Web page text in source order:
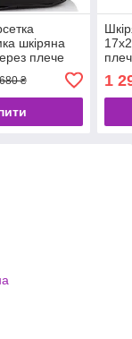
шкіряна
плече
₴ 1